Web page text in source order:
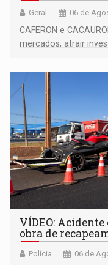
Geral 06 de
CAFERON e
mercados, atrair
VÍDEO:
obra de
Polícia 06 de